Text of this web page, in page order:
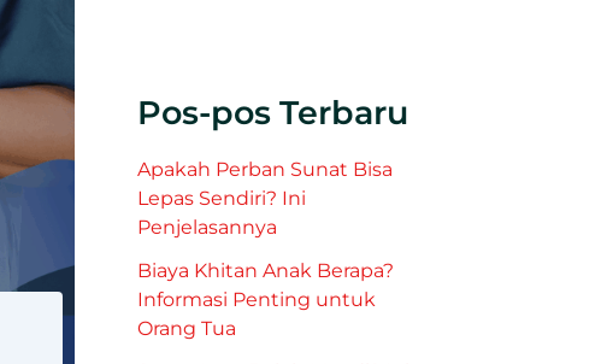
Pos-pos Terbaru
Apakah Perban Sunat Bisa
Lepas Sendiri? Ini
Penjelasannya
Biaya Khitan Anak Berapa?
Informasi Penting untuk
Orang Tua